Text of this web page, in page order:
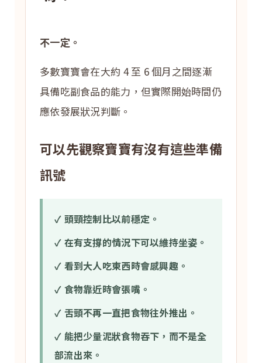
不一定。
多數寶寶會在大約 4 至 6 個月之間逐漸
具備吃副食品的能力，但實際開始時間仍
應依發展狀況判斷。
可以先觀察寶寶有沒有這些準備
訊號
✓ 頭頸控制比以前穩定。
✓ 在有支撐的情況下可以維持坐姿。
✓ 看到大人吃東西時會感興趣。
✓ 食物靠近時會張嘴。
✓ 舌頭不再一直把食物往外推出。
✓ 能把少量泥狀食物吞下，而不是全
部流出來。